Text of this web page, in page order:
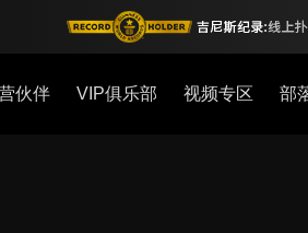
伙伴 VIP俱乐部 视频专区 部